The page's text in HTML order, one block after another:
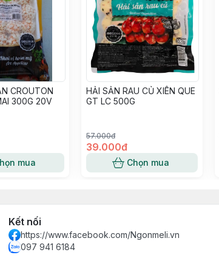
CROUTON
300G 20V
mua
HẢI SẢN RAU CỦ XIÊN QUE
GT LC 500G
57.000đ
39.000đ
Chọn mua
Kết nối
https://www.facebook.com/Ngonmeli.vn
097 941 6184